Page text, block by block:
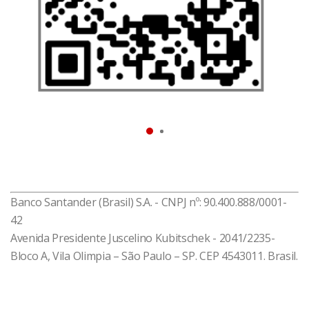
que você entenda melhor sua vida financeira e tome
as melhores decisões relacionadas a crédito,
situação do seu CPF, gastos, recebimentos, limites e
rendas.
Baixe agora e resolva o que você precisa!
Banco Santander (Brasil) S.A. - CNPJ nº: 90.400.888/0001-
42
Avenida Presidente Juscelino Kubitschek - 2041/2235-
Bloco A, Vila Olimpia – São Paulo – SP. CEP 4543011. Brasil.